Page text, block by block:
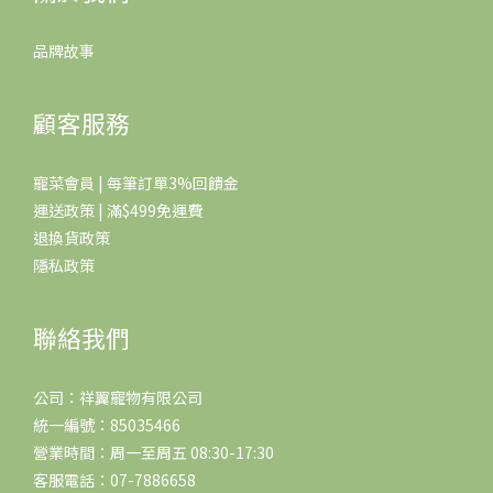
品牌故事
顧客服務
寵菜會員 | 每筆訂單3%回饋金
運送政策 | 滿$499免運費
退換貨政策
隱私政策
聯絡我們
公司：祥翼寵物有限公司
統一編號：85035466
營業時間：周一至周五 08:30-17:30
客服電話：07-7886658